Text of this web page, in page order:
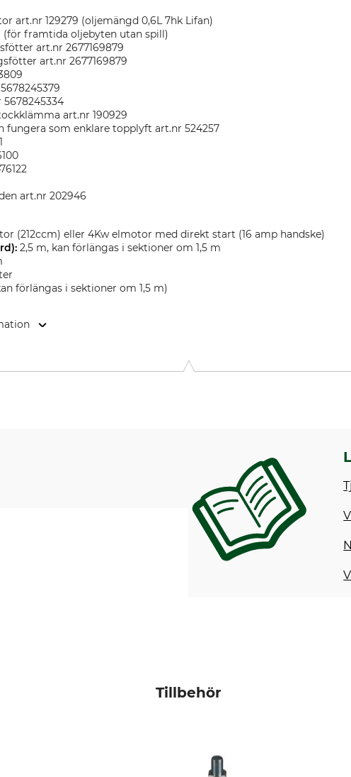
art.nr 129279 (oljemängd 0,6L 7hk Lifan)
(för framtida oljebyten utan spill)
art.nr 2677169879
art.nr 2677169879
art.nr 190929
fungera som enklare topplyft art.nr 524257
art.nr 202946
(212ccm) eller 4Kw elmotor med direkt start (16 amp handske)
2,5 m, kan förlängas i sektioner om 1,5 m
förlängas i sektioner om 1,5 m)
Tillbehör